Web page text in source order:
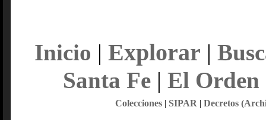
Inicio | Explorar |
Santa Fe| El Orden
Colecciones| SIPAR | Decretos